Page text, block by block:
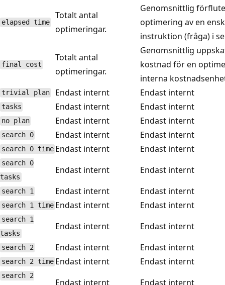
elapsed time
Totalt antal
optimeringar.
Genomsnittlig
optimering av en
instruktion (fråga) i
final cost
Totalt antal
optimeringar.
Genomsnittlig
kostnad för en
interna
trivial plan Endast internt Endast internt
tasks Endast internt Endast internt
no plan Endast internt Endast internt
search 0 Endast internt Endast internt
search 0 time Endast internt Endast internt
search 0
tasks
Endast internt Endast internt
search 1 Endast internt Endast internt
search 1 time Endast internt Endast internt
search 1
tasks
Endast internt Endast internt
search 2 Endast internt Endast internt
search 2 time Endast internt Endast internt
search 2
Endast internt Endast internt